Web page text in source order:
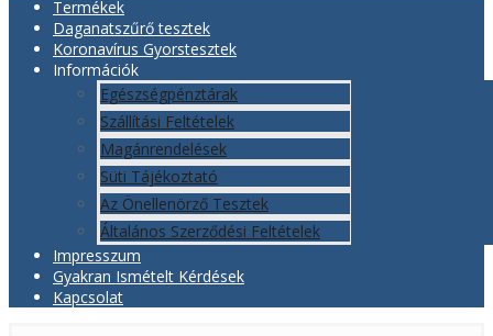
Termékek
Daganatszűrő tesztek
Koronavírus Gyorstesztek
Információk
Egészségpénztárak
Szállítási Feltételek
Magánrendelések
Süti Tájékoztató
Az Önellenörző Tesztek
Általános Szerződési Feltételek
Impresszum
Gyakran Ismételt Kérdések
Kapcsolat